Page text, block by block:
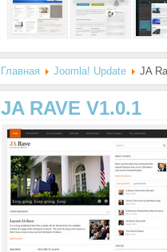
Главная Joomla! Update JA
JA RAVE V1.0.1